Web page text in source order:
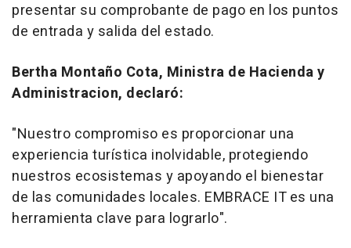
presentar su comprobante de pago en los puntos
de entrada y salida del estado.
Bertha Montaño Cota, Ministra de Hacienda y
Administracion, declaró:
"Nuestro compromiso es proporcionar una
experiencia turística inolvidable, protegiendo
nuestros ecosistemas y apoyando el bienestar
de las comunidades locales. EMBRACE IT es una
herramienta clave para lograrlo".